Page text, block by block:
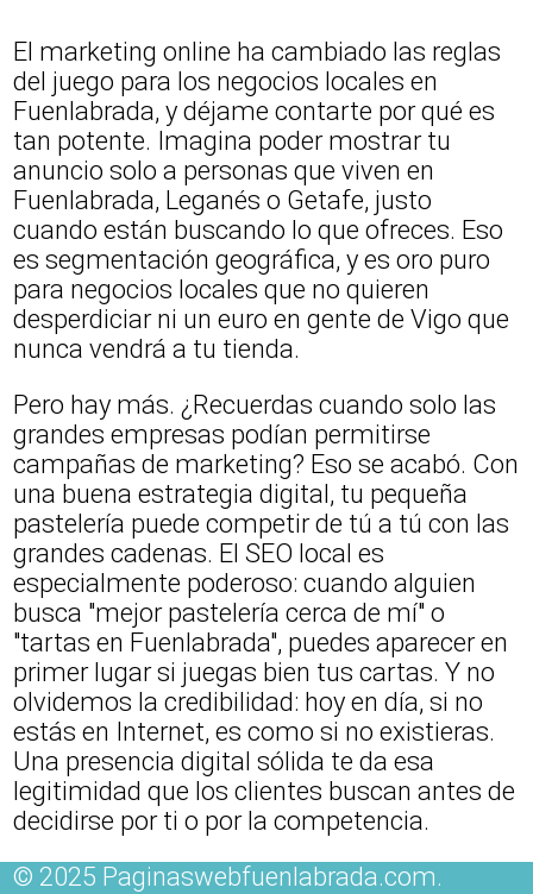
El marketing online ha cambiado las reglas
del juego para los negocios locales en
Fuenlabrada, y déjame contarte por qué es
tan potente. Imagina poder mostrar tu
anuncio solo a personas que viven en
Fuenlabrada, Leganés o Getafe, justo
cuando están buscando lo que ofreces. Eso
es segmentación geográfica, y es oro puro
para negocios locales que no quieren
desperdiciar ni un euro en gente de Vigo que
nunca vendrá a tu tienda.
Pero hay más. ¿Recuerdas cuando solo las
grandes empresas podían permitirse
campañas de marketing? Eso se acabó. Con
una buena estrategia digital, tu pequeña
pastelería puede competir de tú a tú con las
grandes cadenas. El SEO local es
especialmente poderoso: cuando alguien
busca "mejor pastelería cerca de mí" o
"tartas en Fuenlabrada", puedes aparecer en
primer lugar si juegas bien tus cartas. Y no
olvidemos la credibilidad: hoy en día, si no
estás en Internet, es como si no existieras.
Una presencia digital sólida te da esa
legitimidad que los clientes buscan antes de
decidirse por ti o por la competencia.
© 2025 Paginaswebfuenlabrada.com.